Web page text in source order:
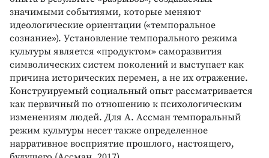
значимыми событиями, которые меняют
идеологические ориентации («темпоральное
сознание»). Установление темпорального режима
культуры является «продуктом» саморазвития
символических систем поколений и выступает как
причина исторических перемен, а не их отражение.
Конструируемый социальный опыт рассматривается
как первичный по отношению к психологическим
изменениям людей. Для А. Ассман темпоральный
режим культуры несет также определенное
нарративное восприятие прошлого, настоящего,